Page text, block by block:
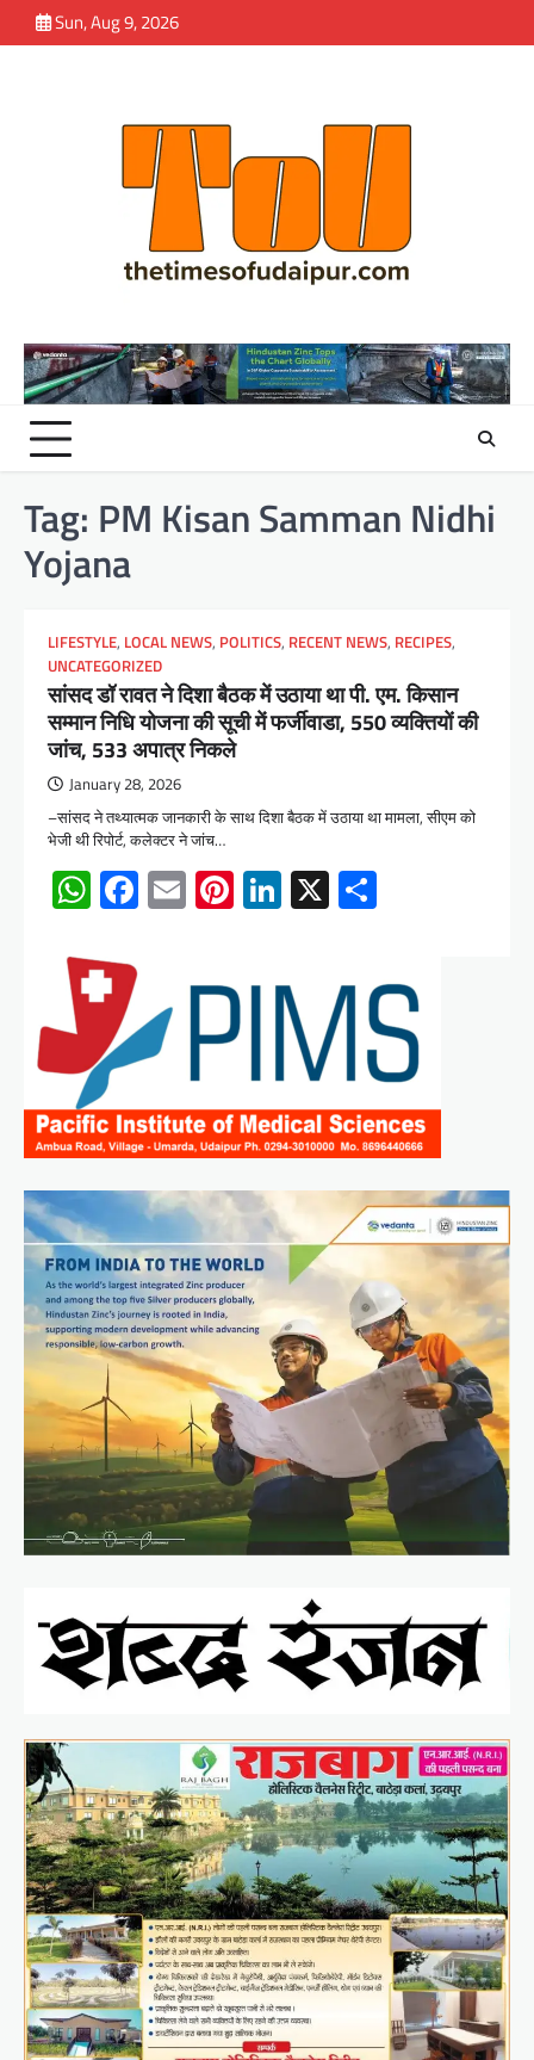
to
Sun, Aug 9, 2026
Tag: PM Kisan Samman Nidhi
Yojana
LIFESTYLE, LOCAL NEWS, POLITICS, RECENT NEWS, RECIPES,
UNCATEGORIZED
सांसद डॉ रावत ने दिशा बैठक में उठाया था पी. एम. किसान
सम्मान निधि योजना की सूची में फर्जीवाडा, 550 व्यक्तियों की
जांच, 533 अपात्र निकले
January 28, 2026
–सांसद ने तथ्यात्मक जानकारी के साथ दिशा बैठक में उठाया था मामला, सीएम को
भेजी थी रिपोर्ट, कलेक्टर ने जांच…
WhatsApp
Facebook
EmailPinterest
LinkedIn
X